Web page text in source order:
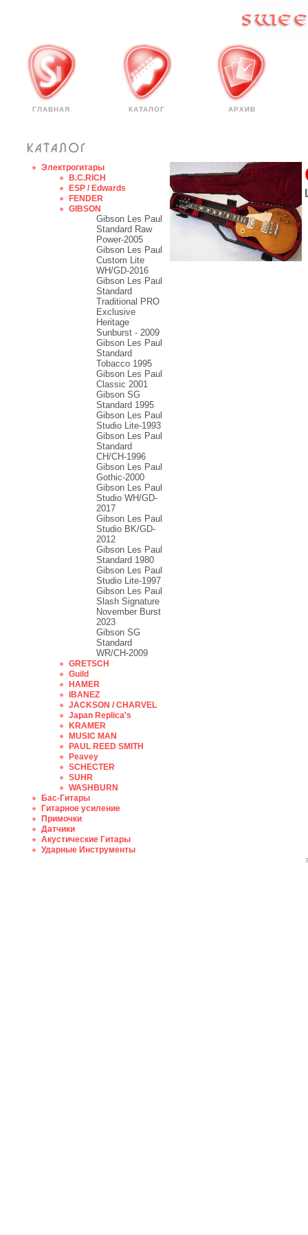
ГЛАВНАЯ КАТАЛОГ АРХИВ
Электрогитары
B.C.RICH
ESP / Edwards
FENDER
GIBSON
Gibson Les Paul
Standard Raw
Power-2005
Gibson Les Paul
Custom Lite
WH/GD-2016
Gibson Les Paul
Standard
Traditional PRO
Exclusive
Heritage
Sunburst - 2009
Gibson Les Paul
Standard
Tobacco 1995
Gibson Les Paul
Classic 2001
Gibson SG
Standard 1995
Gibson Les Paul
Studio Lite-1993
Gibson Les Paul
Standard
CH/CH-1996
Gibson Les Paul
Gothic-2000
Gibson Les Paul
Studio WH/GD-
2017
Gibson Les Paul
Studio BK/GD-
2012
Gibson Les Paul
Standard 1980
Gibson Les Paul
Studio Lite-1997
Gibson Les Paul
Slash Signature
November Burst
2023
Gibson SG
Standard
WR/CH-2009
GRETSCH
Guild
HAMER
IBANEZ
JACKSON / CHARVEL
Japan Replica's
KRAMER
MUSIC MAN
PAUL REED SMITH
Peavey
SCHECTER
SUHR
WASHBURN
Бас-Гитары
Гитарное усиление
Примочки
Датчики
Акустические Гитары
Ударные Инструменты